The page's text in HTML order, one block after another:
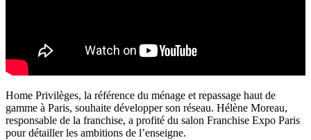
Home Privilèges, la référence du ménage et repassage haut de
gamme à Paris, souhaite développer son réseau. Hélène Moreau,
responsable de la franchise, a profité du salon Franchise Expo Paris
pour détailler les ambitions de l’enseigne.